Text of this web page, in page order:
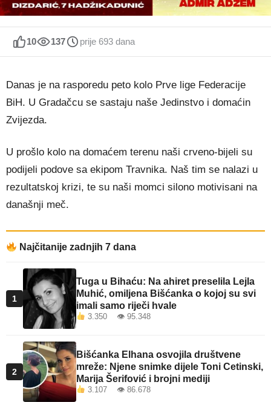
10 137 prije 693 dana
Danas je na rasporedu peto kolo Prve lige Federacije
BiH. U Gradačcu se sastaju naše Jedinstvo i domaćin
Zvijezda.
U prošlo kolo na domaćem terenu naši crveno-bijeli su
podijeli podove sa ekipom Travnika. Naš tim se nalazi u
rezultatskoj krizi, te su naši momci silono motivisani na
današnji meč.
Najčitanije zadnjih 7 dana
1
Tuga u Bihaću: Na ahiret preselila Lejla
Muhić, omiljena Bišćanka o kojoj su svi
imali samo riječi hvale
3.350 👁 95.348
2
Bišćanka Elhana osvojila društvene
mreže: Njene snimke dijele Toni Cetinski,
Marija Šerifović i brojni mediji
3.107 👁 86.678